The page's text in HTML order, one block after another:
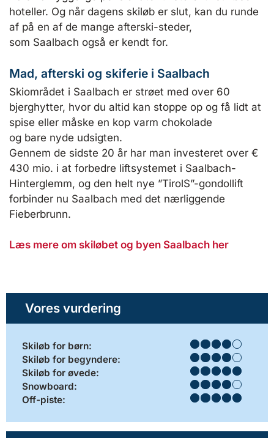
hoteller. Og når dagens skiløb er slut, kan du runde
af på en af de mange afterski-steder,
som Saalbach også er kendt for.
Mad, afterski og skiferie i Saalbach
Skiområdet i Saalbach er strøet med over 60
bjerghytter, hvor du altid kan stoppe op og få lidt at
spise eller måske en kop varm chokolade
og bare nyde udsigten.
Gennem de sidste 20 år har man investeret over €
430 mio. i at forbedre liftsystemet i Saalbach-
Hinterglemm, og den helt nye ”TirolS”-gondollift
forbinder nu Saalbach med det nærliggende
Fieberbrunn.
Læs mere om skiløbet og byen Saalbach her
Vores vurdering
Skiløb for børn:
Skiløb for begyndere:
Skiløb for øvede:
Snowboard:
Off-piste: